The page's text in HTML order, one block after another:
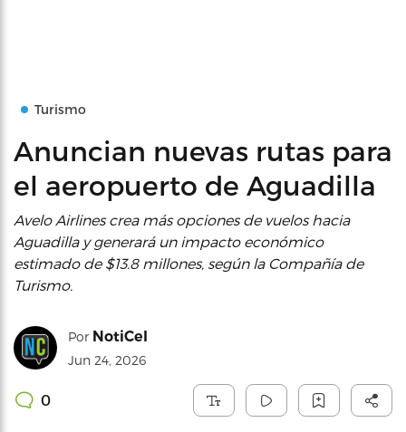
Turismo
Anuncian nuevas rutas para
el aeropuerto de Aguadilla
Avelo Airlines crea más opciones de vuelos hacia
Aguadilla y generará un impacto económico
estimado de $13.8 millones, según la Compañía de
Turismo.
Por NotiCel
Jun 24, 2026
0